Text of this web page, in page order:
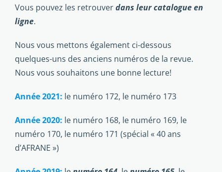
Vous pouvez les retrouverdans leur catalogue en
ligne.
Nous vous mettons également ci-dessous
quelques-uns des anciens numéros de la revue.
Nous vous souhaitons une bonne lecture!
Année 2021: le numéro 172, le numéro 173
Année 2020: le numéro 168, le numéro 169, le
numéro 170, le numéro 171 (spécial « 40 ans
d’AFRANE »)